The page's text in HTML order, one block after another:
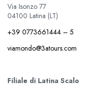
Via Isonzo 77
04100 Latina (LT)
+39 0773661444 – 5
viamondo@3atours.com
Filiale di Latina Scalo